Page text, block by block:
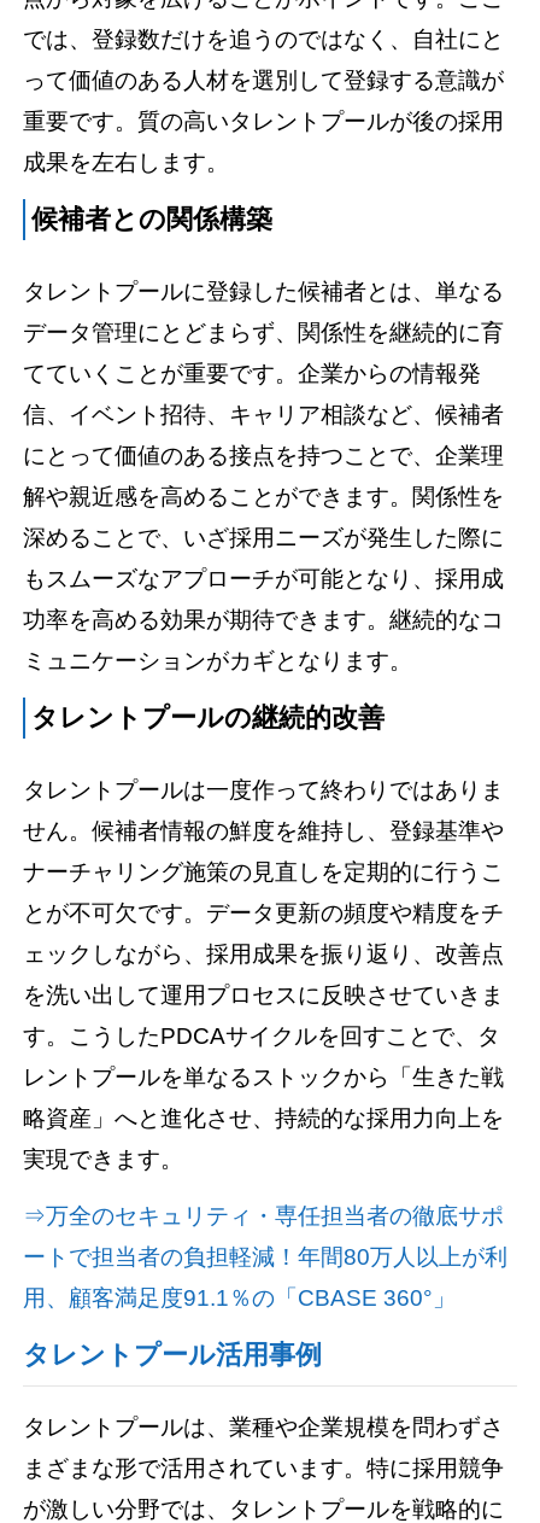
では、登録数だけを追うのではなく、自社にと
って価値のある人材を選別して登録する意識が
重要です。質の高いタレントプールが後の採用
成果を左右します。
候補者との関係構築
タレントプールに登録した候補者とは、単なる
データ管理にとどまらず、関係性を継続的に育
てていくことが重要です。企業からの情報発
信、イベント招待、キャリア相談など、候補者
にとって価値のある接点を持つことで、企業理
解や親近感を高めることができます。関係性を
深めることで、いざ採用ニーズが発生した際に
もスムーズなアプローチが可能となり、採用成
功率を高める効果が期待できます。継続的なコ
ミュニケーションがカギとなります。
タレントプールの継続的改善
タレントプールは一度作って終わりではありま
せん。候補者情報の鮮度を維持し、登録基準や
ナーチャリング施策の見直しを定期的に行うこ
とが不可欠です。データ更新の頻度や精度をチ
ェックしながら、採用成果を振り返り、改善点
を洗い出して運用プロセスに反映させていきま
す。こうしたPDCAサイクルを回すことで、タ
レントプールを単なるストックから「生きた戦
略資産」へと進化させ、持続的な採用力向上を
実現できます。
⇒万全のセキュリティ・専任担当者の徹底サポ
ートで担当者の負担軽減！年間80万人以上が利
用、顧客満足度91.1％の「CBASE 360°」
タレントプール活用事例
タレントプールは、業種や企業規模を問わずさ
まざまな形で活用されています。特に採用競争
が激しい分野では、タレントプールを戦略的に